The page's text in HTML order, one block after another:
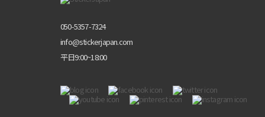
050-5357-7324
info@stickerjapan.com
平日9:00~18:00